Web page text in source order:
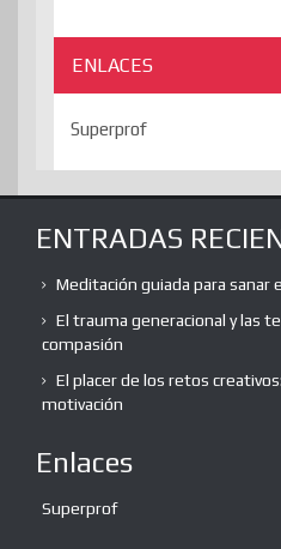
ENLACES
Superprof
ENTRADAS
Meditación guiada para sanar
El trauma generacional y las
compasión
El placer de los retos
motivación
Enlaces
Superprof